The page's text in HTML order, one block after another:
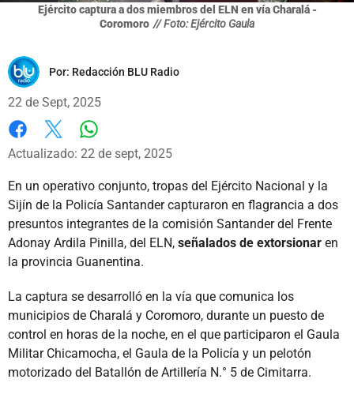
Ejército captura a dos miembros del ELN en vía Charalá -
Coromoro // Foto: Ejército Gaula
Por: Redacción BLU Radio
22 de Sept, 2025
Facebook
X
Actualizado: 22 de sept, 2025
En un operativo conjunto, tropas del Ejército Nacional y la
Sijín de la Policía Santander capturaron en flagrancia a dos
presuntos integrantes de la comisión Santander del Frente
Adonay Ardila Pinilla, del ELN, señalados de extorsionar en
la provincia Guanentina.
La captura se desarrolló en la vía que comunica los
municipios de Charalá y Coromoro, durante un puesto de
control en horas de la noche, en el que participaron el Gaula
Militar Chicamocha, el Gaula de la Policía y un pelotón
motorizado del Batallón de Artillería N.° 5 de Cimitarra.